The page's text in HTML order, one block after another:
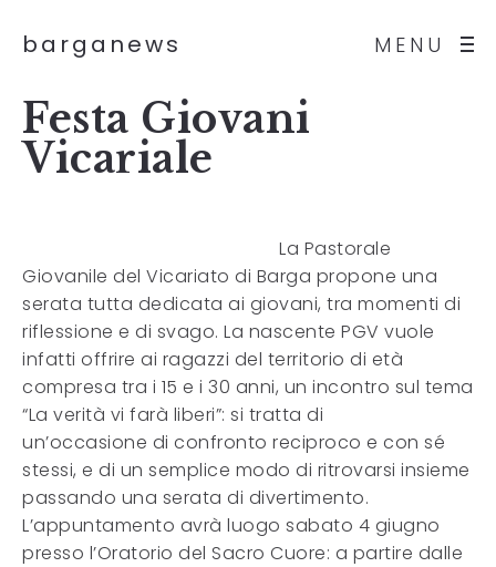
MENU
barganews
Festa Giovani
Vicariale
La Pastorale
Giovanile del Vicariato di Barga propone una
serata tutta dedicata ai giovani, tra momenti di
riflessione e di svago. La nascente PGV vuole
infatti offrire ai ragazzi del territorio di età
compresa tra i 15 e i 30 anni, un incontro sul tema
“La verità vi farà liberi”: si tratta di
un’occasione di confronto reciproco e con sé
stessi, e di un semplice modo di ritrovarsi insieme
passando una serata di divertimento.
L’appuntamento avrà luogo sabato 4 giugno
presso l’Oratorio del Sacro Cuore: a partire dalle